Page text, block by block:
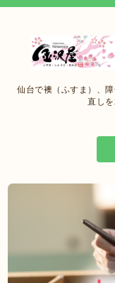
仙台で襖（ふすま）、
直しを